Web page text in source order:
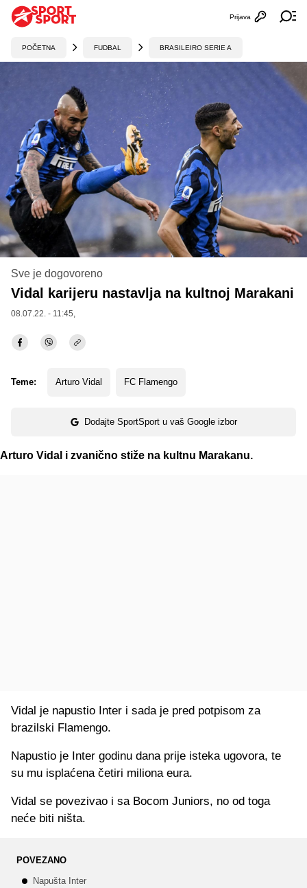
Otvori
Prijava
POČETNA FUDBAL BRASILEIRO SERIE A
Sve je dogovoreno
Vidal karijeru nastavlja na kultnoj Marakani
08.07.22. - 11:45,
Teme: Arturo Vidal FC Flamengo
Dodajte SportSport u vaš Google izbor
Arturo Vidal i zvanično stiže na kultnu Marakanu.
Vidal je napustio Inter i sada je pred potpisom za
brazilski Flamengo.
Napustio je Inter godinu dana prije isteka ugovora, te
su mu isplaćena četiri miliona eura.
Vidal se povezivao i sa Bocom Juniors, no od toga
neće biti ništa.
POVEZANO
Napušta Inter